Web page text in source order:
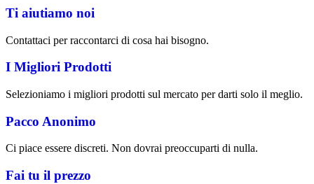
Ti aiutiamo noi
Contattaci per raccontarci di cosa hai bisogno.
I Migliori Prodotti
Selezioniamo i migliori prodotti sul mercato per darti solo il meglio.
Pacco Anonimo
Ci piace essere discreti. Non dovrai preoccuparti di nulla.
Fai tu il prezzo